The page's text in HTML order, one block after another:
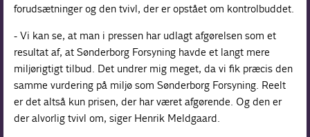
forudsætninger og den tvivl, der er opstået om kontrolbuddet.
- Vi kan se, at man i pressen har udlagt afgørelsen som et
resultat af, at Sønderborg Forsyning havde et langt mere
miljørigtigt tilbud. Det undrer mig meget, da vi fik præcis den
samme vurdering på miljø som Sønderborg Forsyning. Reelt
er det altså kun prisen, der har været afgørende. Og den er
der alvorlig tvivl om, siger Henrik Meldgaard.